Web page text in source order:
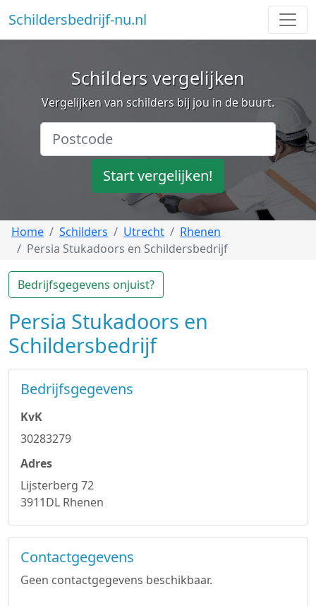
Schildersbedrijf-nu.nl
Schilders vergelijken
Vergelijken van schilders bij jou in de buurt.
Start vergelijken!
Home Schilders Utrecht
Rhenen
Persia Stukadoors en Schildersbedrijf
Bedrijfsgegevens onjuist?
Persia Stukadoors en
Schildersbedrijf
Bedrijfsgegevens
KvK
30283279
Adres
Lijsterberg 72
3911DL Rhenen
Contactgegevens
Geen contactgegevens beschikbaar.